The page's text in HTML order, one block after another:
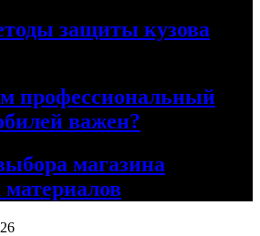
защиты кузова
профессиональный
важен?
магазина